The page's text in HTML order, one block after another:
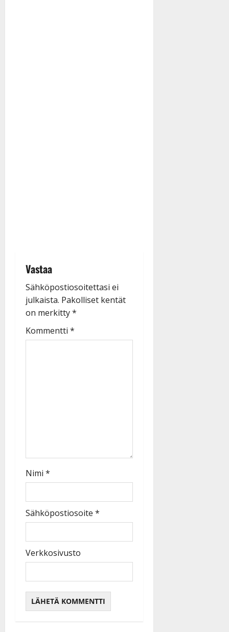
Vastaa
Sähköpostiosoitettasi ei
julkaista. Pakolliset kentät
on merkitty*
Kommentti *
Nimi *
Sähköpostiosoite *
Verkkosivusto